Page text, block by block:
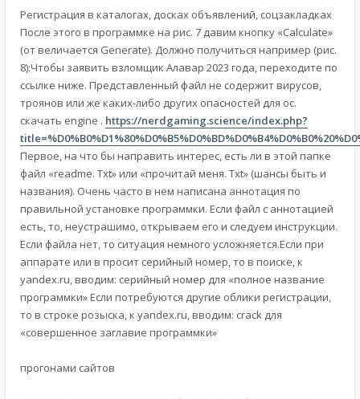
Регистрация в каталогах, досках объявлений, соцзакладках
После этого в программке на рис. 7 давим кнопку «Calculate»
(от величается Generate). Должно получиться например (рис.
8):Чтобы заявить взломщик Алавар 2023 года, переходите по
ссылке ниже. Представленный файл не содержит вирусов,
троянов или же каких-либо других опасностей для ос.
скачать engine . https://nerdgaming.science/index.php?
Первое, на что бы направить интерес, есть ли в этой папке
файл «readme. Txt» или «прочитай меня. Txt» (шансы быть и
названия). Очень часто в нем написана аннотация по
правильной установке программки. Если файл с аннотацией
есть, то, неустрашимо, открываем его и следуем инструкции.
Если файла нет, то ситуация немного усложняется.Если при
аппарате или в просит серийный номер, то в поиске, к
yandex.ru, вводим: серийный номер для «полное название
программки» Если потребуются другие облики регистрации,
то в строке розыска, к yandex.ru, вводим: crack для
«совершенное заглавие программки»
прогонами сайтов